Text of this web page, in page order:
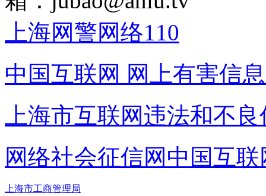
上海网警网络110
中国互联网 网上有害信
上海市互联网违法和不
网络社会征信网 中国互
上海市工商管理局